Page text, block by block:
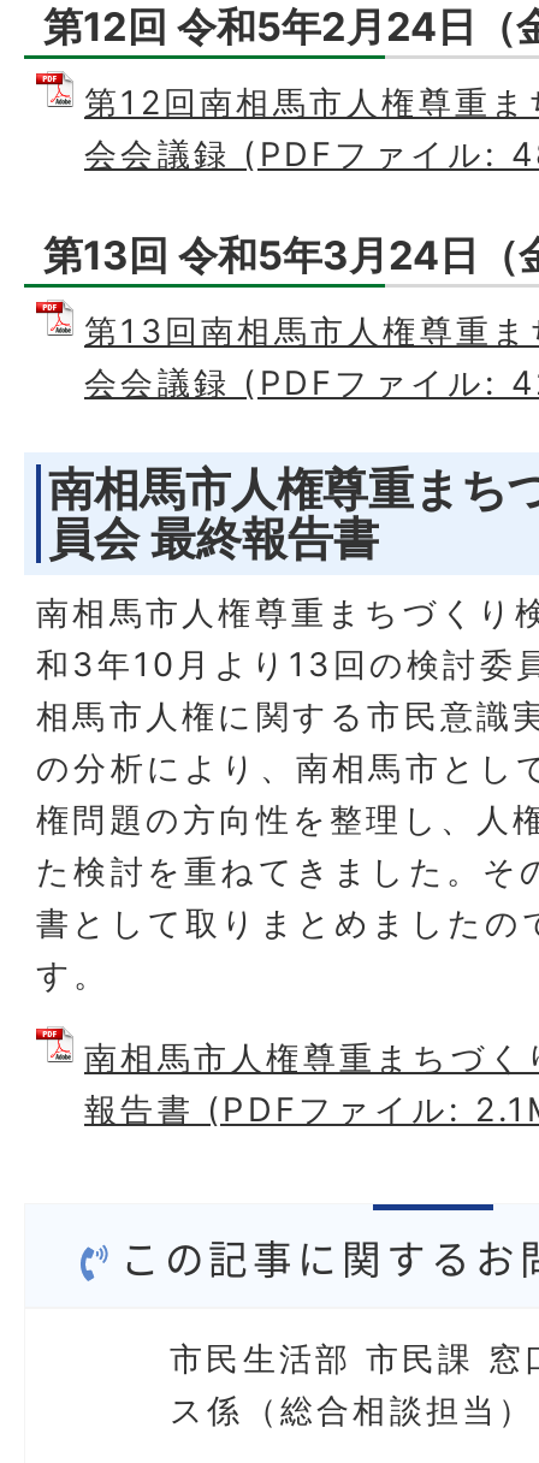
第12回 令和5年2月24日（
第12回南相馬市人権尊重
会会議録 (PDFファイル:
第13回 令和5年3月24日（
第13回南相馬市人権尊重
会会議録 (PDFファイル:
南相馬市人権尊重まち
員会 最終報告書
南相馬市人権尊重まちづくり
和3年10月より13回の検討委
相馬市人権に関する市民意識
の分析により、南相馬市とし
権問題の方向性を整理し、人
た検討を重ねてきました。そ
書として取りまとめましたの
す。
南相馬市人権尊重まちづく
報告書 (PDFファイル:
この記事に関するお
市民生活部 市民課 窓
ス係（総合相談担当）